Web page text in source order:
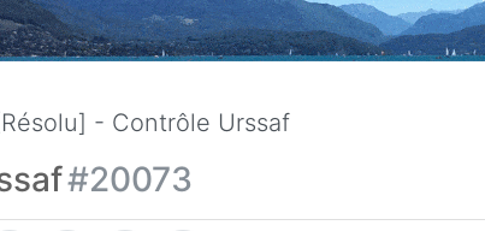
- Contrôle Urssaf
#20073